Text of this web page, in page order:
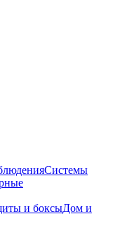
Системы
и боксыДом и